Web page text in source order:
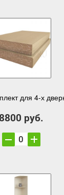
для 4-х
руб.